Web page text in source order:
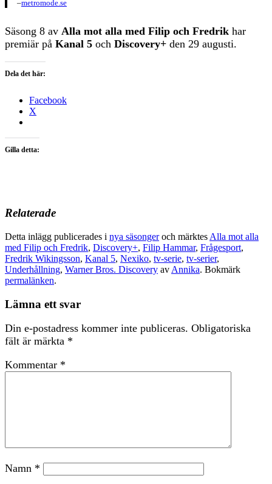
–metromode.se
Säsong 8 av Alla mot alla med Filip och Fredrik har
premiär på Kanal 5 och Discovery+ den 29 augusti.
Dela det här:
Facebook
X
Gilla detta:
Relaterade
Detta inlägg publicerades i nya säsongeroch märktes Alla mot alla
med Filip och Fredrik, Discovery+, Filip Hammar, Frågesport,
Fredrik Wikingsson, Kanal 5, Nexiko, tv-serie, tv-serier,
Underhållning, Warner Bros. Discovery av Annika. Bokmärk
permalänken.
Lämna ett svar
Din e-postadress kommer inte publiceras. Obligatoriska
fält är märkta *
Kommentar *
Namn *